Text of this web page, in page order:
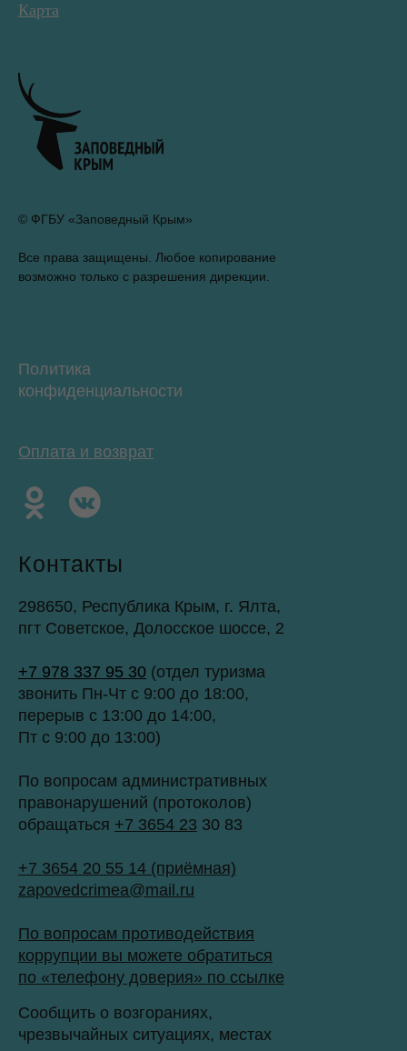
Карта
Политика
конфиденциальности
Оплата и возврат
Контакты
298650, Республика Крым, г. Ялта,
пгт Советское, Долосское шоссе, 2
+7 978 337 95 30 (отдел туризма
звонить Пн-Чт с 9:00 до 18:00,
перерыв с 13:00 до 14:00,
Пт с 9:00 до 13:00)
По вопросам административных
правонарушений (протоколов)
обращаться +7 3654 23 30 83
+7 3654 20 55 14 (приёмная)
zapovedcrimea@mail.ru
По вопросам противодействия
коррупции вы можете обратиться
по «телефону доверия» по ссылке
© ФГБУ «Заповедный Крым»
Все права защищены. Любое копирование
возможно только с разрешения дирекции.
Сообщить о возгораниях,
чрезвычайных ситуациях, местах